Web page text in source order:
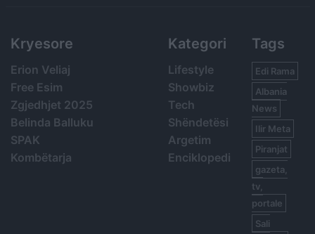
Kryesore
Erion Veliaj
Free Esim
Zgjedhjet 2025
Belinda Balluku
SPAK
Kombëtarja
Kategori
Lifestyle
Showbiz
Tech
Shëndetësi
Argetim
Enciklopedi
Tags
Edi Rama
Albania
News
Ilir Meta
Piranjat
gazeta,
tv,
portale
Sali